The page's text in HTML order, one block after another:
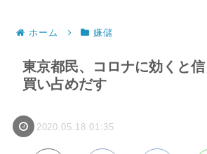
ホーム 嫌儲
東京都民、コロナに効くと
買い占めだす
2020.05.18 01:35